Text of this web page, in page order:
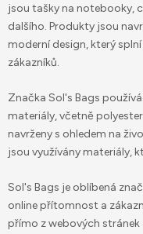
jsou tašky na notebooky,
dalšího. Produkty jsou
moderní design, který
zákazníků.
Značka Sol's Bags
materiály, včetně
navrženy s ohledem na
jsou využívány materiály,
Sol's Bags je oblíbená
online přítomnost a
přímo z webových stránek